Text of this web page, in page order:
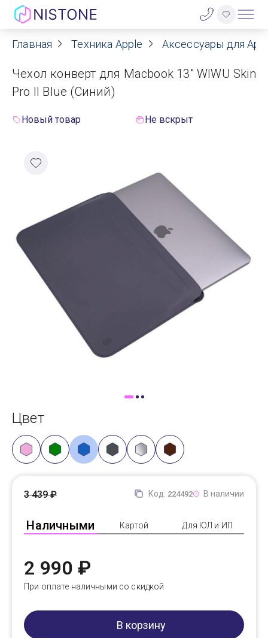
Акции
О нас
Контакты
Доставка
Самовывоз
Главная Техника Apple Аксессуары для
Чехол конверт для Macbook 13" WIWU Skin
Pro II Blue (Синий)
Новый товар Не вскрыт
Цвет
Код: 224492 В наличии
Наличными Картой Для ЮЛ и ИП
3 439 ₽
2 990 ₽
При оплате наличными со скидкой
В корзину